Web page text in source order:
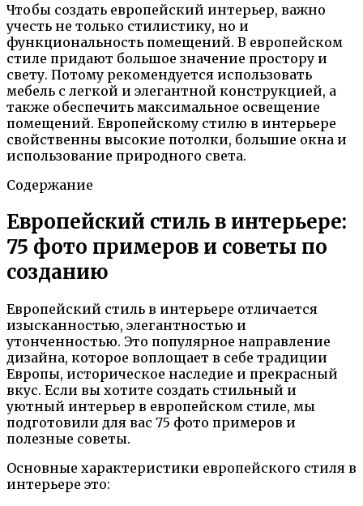
Чтобы создать европейский интерьер, важно
учесть не только стилистику, но и
функциональность помещений. В европейском
стиле придают большое значение простору и
свету. Потому рекомендуется использовать
мебель с легкой и элегантной конструкцией, а
также обеспечить максимальное освещение
помещений. Европейскому стилю в интерьере
свойственны высокие потолки, большие окна и
использование природного света.
Содержание
Европейский стиль в интерьере:
75 фото примеров и советы по
созданию
Европейский стиль в интерьере отличается
изысканностью, элегантностью и
утонченностью. Это популярное направление
дизайна, которое воплощает в себе традиции
Европы, историческое наследие и прекрасный
вкус. Если вы хотите создать стильный и
уютный интерьер в европейском стиле, мы
подготовили для вас 75 фото примеров и
полезные советы.
Основные характеристики европейского стиля в
интерьере это: